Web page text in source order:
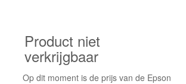
Product niet
verkrijgbaar
Op dit moment is de prijs van de Epson